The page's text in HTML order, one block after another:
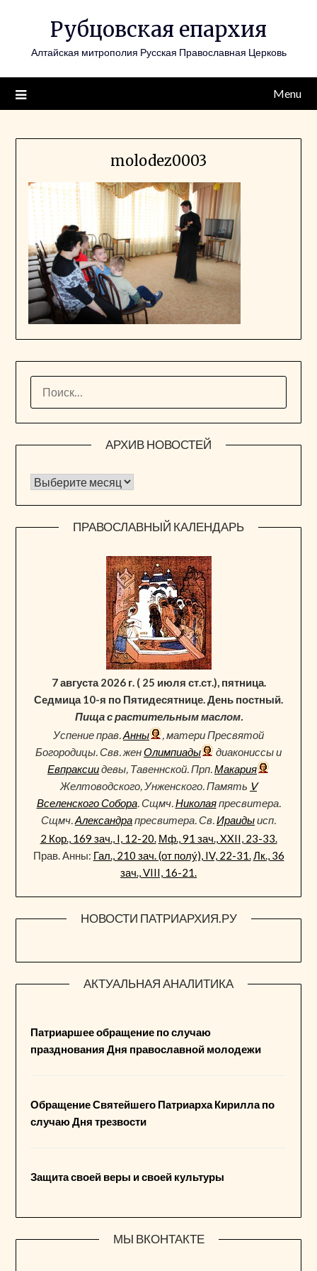
Рубцовская епархия
Алтайская митрополия Русская Православная Церковь
Menu
molodez0003
АРХИВ НОВОСТЕЙ
Архив новостей
ПРАВОСЛАВНЫЙ КАЛЕНДАРЬ
7 августа 2026 г. ( 25 июля ст.ст.), пятница.
Седмица 10-я по Пятидесятнице. День постный.
Пища с растительным маслом.
Успение прав.Анны
, матери Пресвятой
Богородицы. Свв. женОлимпиады
диакониссы и
Евпраксиидевы, Тавеннской. Прп.Макария
Желтоводского, Унженского. Память V
Вселенского Собора. Сщмч.Николаяпресвитера.
Сщмч.Александрапресвитера. Св.Ираидыисп.
2 Кор., 169 зач., I, 12-20. Мф., 91 зач., XXII, 23-33.
Прав. Анны: Гал., 210 зач. (от полу́), IV, 22-31.Лк., 36
зач., VIII, 16-21.
НОВОСТИ ПАТРИАРХИЯ.РУ
АКТУАЛЬНАЯ АНАЛИТИКА
Патриаршее обращение по случаю
празднования Дня православной молодежи
Обращение Святейшего Патриарха Кирилла по
случаю Дня трезвости
Защита своей веры и своей культуры
МЫ ВКОНТАКТЕ